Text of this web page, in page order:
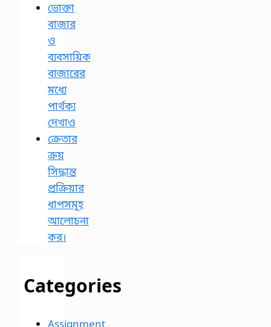
ভোক্তা
বাজার
ও
ব্যবসায়িক
বাজারের
মধ্যে
পার্থক্য
দেখাও
ক্রেতার
ক্রয়
সিদ্ধান্ত
প্রক্রিয়ার
ধাপসমূহ
আলোচনা
কর।
Categories
Assignment